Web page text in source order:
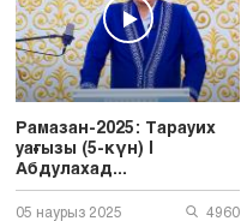
Рамазан-2025: Тарауих
уағызы (5-күн) |
Абдулахад...
05 наурыз 2025 4960